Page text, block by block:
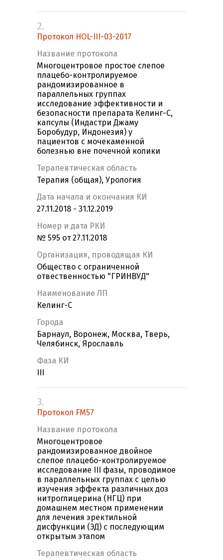
2.
Протокол HOL-III-03-2017
Название протокола
Многоцентровое простое слепое
плацебо-контролируемое
рандомизированное в
параллельных группах
исследование эффективности и
безопасности препарата Келинг-С,
капсулы (Индастри Джаму
Боробудур, Индонезия) у
пациентов с мочекаменной
болезнью вне почечной колики
Терапевтическая область
Терапия (общая), Урология
Дата начала и окончания КИ
27.11.2018 - 31.12.2019
Номер и дата РКИ
№ 595 от 27.11.2018
Организация, проводящая КИ
Общество с ограниченной
отвественностью "ГРИНВУД"
Наименование ЛП
Келинг-С
Города
Барнаул, Воронеж, Москва, Тверь,
Челябинск, Ярославль
Фаза КИ
3.
Протокол FM57
Название протокола
Многоцентровое
рандомизированное двойное
слепое плацебо-контролируемое
исследование III фазы, проводимое
в параллельных группах с целью
изучения эффекта различных доз
нитроглицерина (НГЦ) при
домашнем местном применении
для лечения эректильной
дисфункции (ЭД) с последующим
открытым этапом
Терапевтическая область